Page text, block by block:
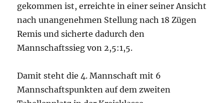
gekommen ist, erreichte in einer seiner Ansicht
nach unangenehmen Stellung nach 18 Zügen
Remis und sicherte dadurch den
Mannschaftssieg von 2,5:1,5.
Damit steht die 4. Mannschaft mit 6
Mannschaftspunkten auf dem zweiten